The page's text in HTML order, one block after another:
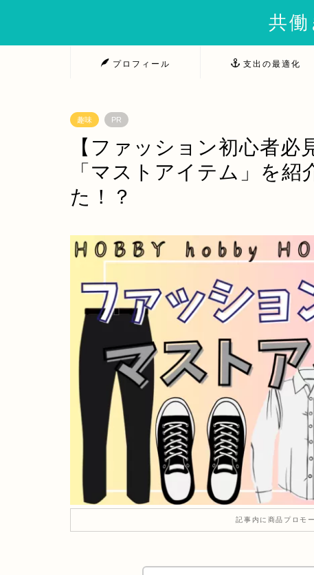
共
プロフィール 支出の最適化
趣味 PR
【ファッション初心者
「マストアイテム」を
た！？
記事内に商品プロモ